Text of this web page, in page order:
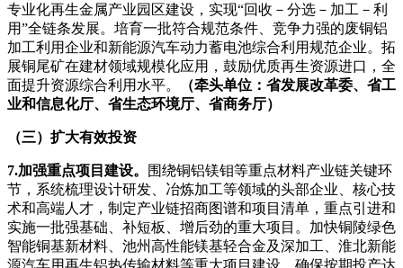
专业化再生金属产业园区建设，实现“回收－分选－加工－利
用”全链条发展。培育一批符合规范条件、竞争力强的废铜铝
加工利用企业和新能源汽车动力蓄电池综合利用规范企业。拓
展铜尾矿在建材领域规模化应用，鼓励优质再生资源进口，全
面提升资源综合利用水平。
（牵头单位：省发展改革委、省工
业和信息化厅、省生态环境厅、省商务厅）
（三）扩大有效投资
7.加强重点项目建设。
围绕铜铝镁钼等重点材料产业链关键环
节，系统梳理设计研发、冶炼加工等领域的头部企业、核心技
术和高端人才，制定产业链招商图谱和项目清单，重点引进和
实施一批强基础、补短板、增后劲的重大项目。加快铜陵绿色
智能铜基新材料、池州高性能镁基轻合金及深加工、淮北新能